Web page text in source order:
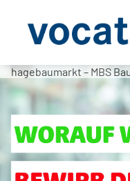
hagebaumarkt – MBS